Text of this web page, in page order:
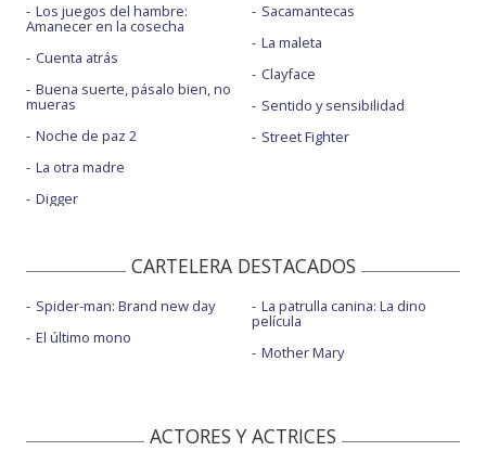
Los juegos del hambre:
Amanecer en la cosecha
Cuenta atrás
Buena suerte, pásalo bien, no
mueras
Noche de paz 2
La otra madre
Digger
Sacamantecas
La maleta
Clayface
Sentido y sensibilidad
Street Fighter
CARTELERA DESTACADOS
Spider-man: Brand new day
El último mono
La patrulla canina: La dino
película
Mother Mary
ACTORES Y ACTRICES